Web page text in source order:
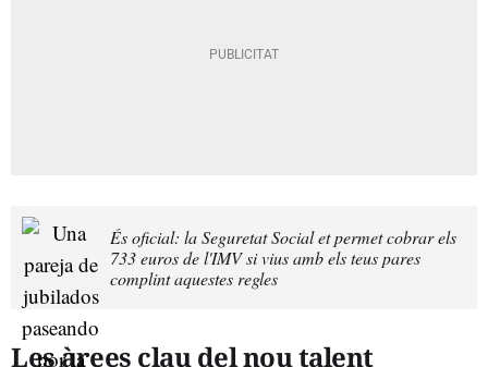
És oficial: la Seguretat Social et permet cobrar els
733 euros de l'IMV si vius amb els teus pares
complint aquestes regles
Les àrees clau del nou talent